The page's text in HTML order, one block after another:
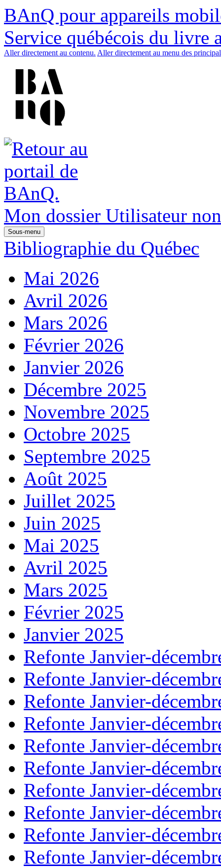
BAnQ pour appareils
Service québécois du livre
Aller directement au contenu. Aller directement au menu des
Mon dossier Utilisateur
Sous-menu
Bibliographie du Québec
Mai 2026
Avril 2026
Mars 2026
Février 2026
Janvier 2026
Décembre 2025
Novembre 2025
Octobre 2025
Septembre 2025
Août 2025
Juillet 2025
Juin 2025
Mai 2025
Avril 2025
Mars 2025
Février 2025
Janvier 2025
Refonte Janvier-
Refonte Janvier-
Refonte Janvier-
Refonte Janvier-
Refonte Janvier-
Refonte Janvier-
Refonte Janvier-
Refonte Janvier-
Refonte Janvier-
Refonte Janvier-